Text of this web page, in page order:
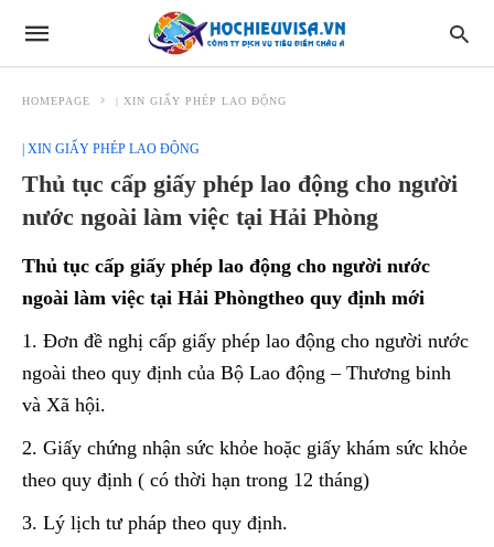
HOMEPAGE | XIN GIẤY PHÉP LAO ĐỘNG
| XIN GIẤY PHÉP LAO ĐỘNG
Thủ tục cấp giấy phép lao động cho người
nước ngoài làm việc tại Hải Phòng
Thủ tục cấp giấy phép lao động cho người nước
ngoài làm việc tại Hải Phòngtheo quy định mới
1. Đơn đề nghị cấp giấy phép lao động cho người nước
ngoài theo quy định của Bộ Lao động – Thương binh
và Xã hội.
2. Giấy chứng nhận sức khỏe hoặc giấy khám sức khỏe
theo quy định ( có thời hạn trong 12 tháng)
3. Lý lịch tư pháp theo quy định.